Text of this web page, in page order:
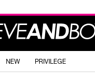
NEW PRIVILEGE